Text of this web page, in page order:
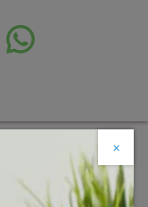
×
Descuento web